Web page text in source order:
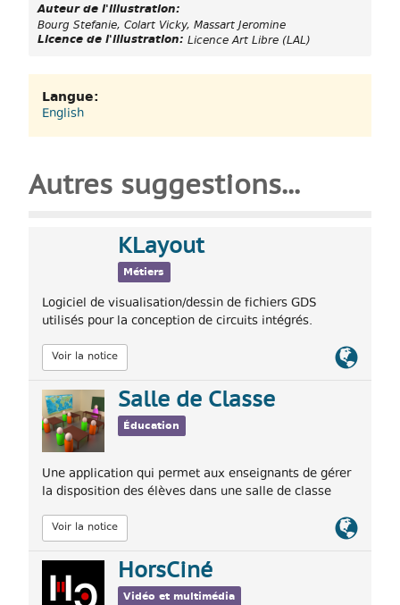
Auteur de l'illustration:
Bourg Stefanie, Colart Vicky, Massart Jeromine
Licence de l'illustration: Licence Art Libre (LAL)
Langue:
English
Autres suggestions...
KLayout
Métiers
Logiciel de visualisation/dessin de fichiers GDS
utilisés pour la conception de circuits intégrés.
Voir la notice
Lien
Salle de Classe
Éducation
Une application qui permet aux enseignants de gérer
la disposition des élèves dans une salle de classe
Voir la notice
Lien
HorsCiné
Vidéo et multimédia